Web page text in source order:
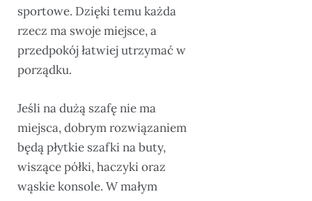
sportowe. Dzięki temu każda
rzecz ma swoje miejsce, a
przedpokój łatwiej utrzymać w
porządku.
Jeśli na dużą szafę nie ma
miejsca, dobrym rozwiązaniem
będą płytkie szafki na buty,
wiszące półki, haczyki oraz
wąskie konsole. W małym